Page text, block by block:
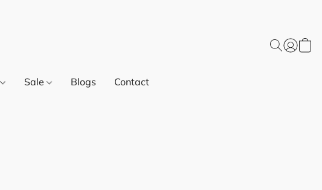
Sale Blogs Contact